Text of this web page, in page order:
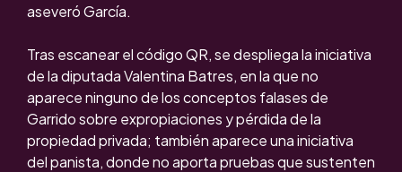
aseveró García.
Tras escanear el código QR, se despliega la iniciativa
de la diputada Valentina Batres, en la que no
aparece ninguno de los conceptos falases de
Garrido sobre expropiaciones y pérdida de la
propiedad privada; también aparece una iniciativa
del panista, donde no aporta pruebas que sustenten